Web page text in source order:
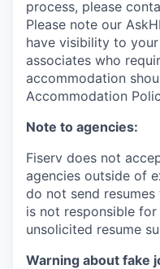
process, please
Please note our
have visibility to
associates who
accommodation
Accommodation
Note to agencies:
Fiserv does not
agencies outside of
do not send
is not responsible
unsolicited resume
Warning about fake